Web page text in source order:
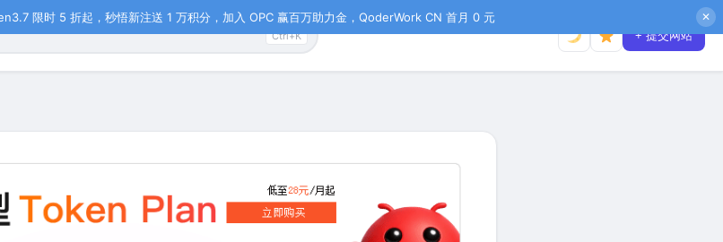
限时 5 折起，秒悟新注送 1 万积分，加入 OPC 赢百万助力金，QoderWork CN 首月 0 元 ✕
Ctrl+K + 提交网站